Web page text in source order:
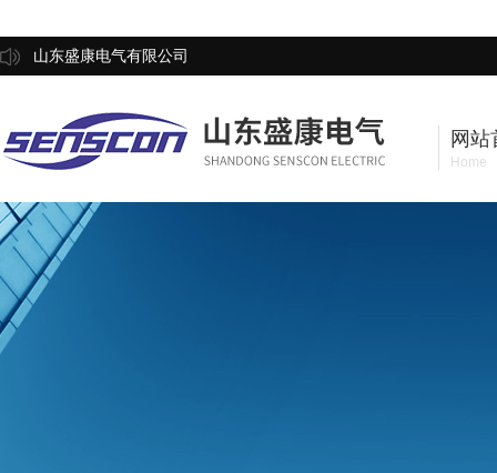
山东盛康电气有限公司
网站
Home